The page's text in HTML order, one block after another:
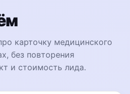
карточку медицинского
без повторения
и стоимость лида.